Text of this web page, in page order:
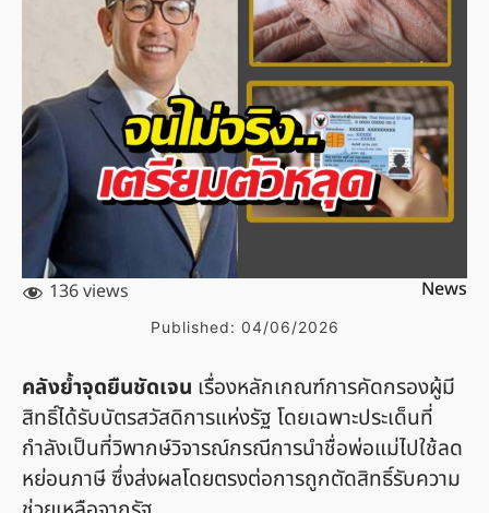
136 views News
Published: 04/06/2026
คลังย้ำจุดยืนชัดเจน เรื่องหลักเกณฑ์การคัดกรองผู้มี
สิทธิ์ได้รับบัตรสวัสดิการแห่งรัฐ โดยเฉพาะประเด็นที่
กำลังเป็นที่วิพากษ์วิจารณ์กรณีการนำชื่อพ่อแม่ไปใช้ลด
หย่อนภาษี ซึ่งส่งผลโดยตรงต่อการถูกตัดสิทธิ์รับความ